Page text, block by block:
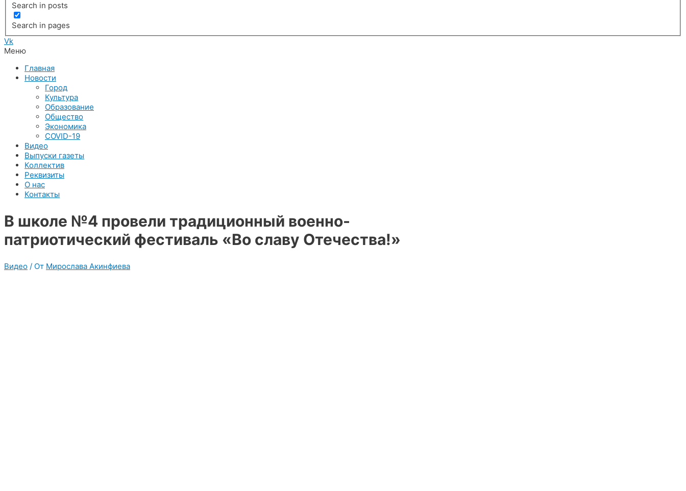
Search in posts
Search in pages
Vk
Меню
Главная
Новости
Город
Культура
Образование
Общество
Экономика
COVID-19
Видео
Выпуски газеты
Коллектив
Реквизиты
О нас
Контакты
В школе №4 провели традиционный военно-
патриотический фестиваль «Во славу Отечества!»
Видео / От Мирослава Акинфиева